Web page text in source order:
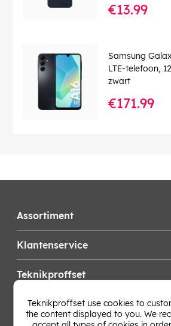
€13.99
Samsung
LTE-telefoon,
zwart
€171.99
Assortiment
Klantenservice
Teknikproffset
Wijzig Land
Teknikproffset use cookies to
the content displayed to you. We